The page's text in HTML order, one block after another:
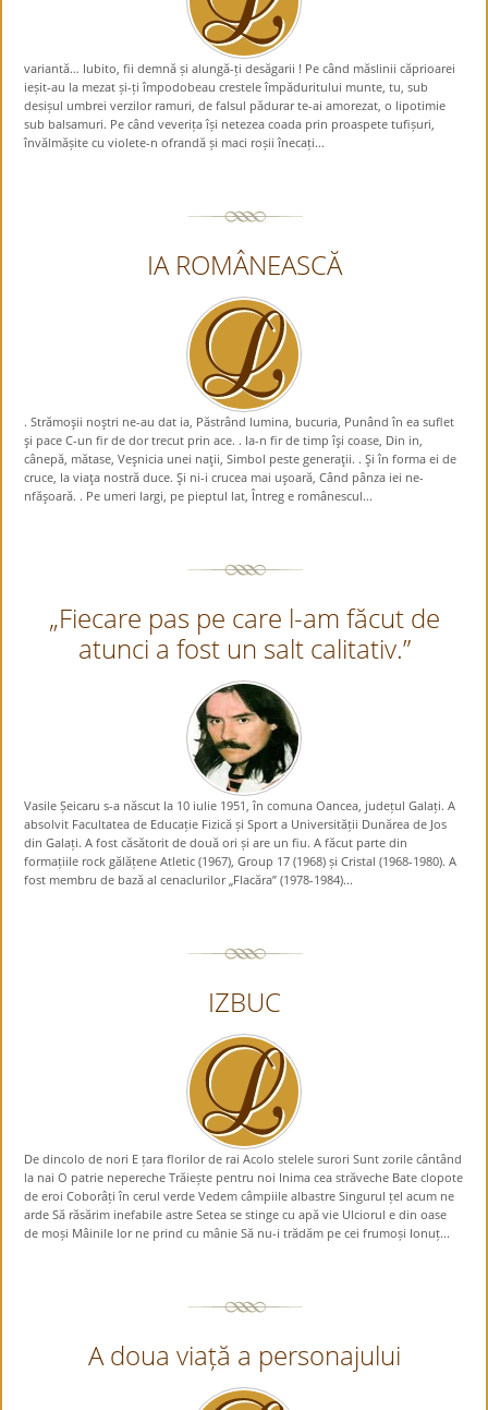
variantă… Iubito, fii demnă și alungă-ți desăgarii ! Pe când măslinii căprioarei
ieșit-au la mezat și-ți împodobeau crestele împăduritului munte, tu, sub
desișul umbrei verzilor ramuri, de falsul pădurar te-ai amorezat, o lipotimie
sub balsamuri. Pe când veverița își netezea coada prin proaspete tufișuri,
învălmășite cu violete-n ofrandă și maci roșii înecați...
IA ROMÂNEASCĂ
. Strămoşii noştri ne-au dat ia, Păstrând lumina, bucuria, Punând în ea suflet
şi pace C-un fir de dor trecut prin ace. . Ia-n fir de timp îşi coase, Din in,
cânepă, mătase, Veşnicia unei naţii, Simbol peste generaţii. . Şi în forma ei de
cruce, Ia viaţa nostră duce. Şi ni-i crucea mai uşoară, Când pânza iei ne-
nfăşoară. . Pe umeri largi, pe pieptul lat, Întreg e românescul...
„Fiecare pas pe care l-am făcut de
atunci a fost un salt calitativ.”
Vasile Șeicaru s-a născut la 10 iulie 1951, în comuna Oancea, județul Galați. A
absolvit Facultatea de Educație Fizică și Sport a Universității Dunărea de Jos
din Galați. A fost căsătorit de două ori și are un fiu. A făcut parte din
formațiile rock gălățene Atletic (1967), Group 17 (1968) și Cristal (1968-1980). A
fost membru de bază al cenaclurilor „Flacăra” (1978-1984)...
IZBUC
De dincolo de nori E țara florilor de rai Acolo stelele surori Sunt zorile cântând
la nai O patrie nepereche Trăiește pentru noi Inima cea străveche Bate clopote
de eroi Coborâți în cerul verde Vedem câmpiile albastre Singurul țel acum ne
arde Să răsărim inefabile astre Setea se stinge cu apă vie Ulciorul e din oase
de moși Mâinile lor ne prind cu mânie Să nu-i trădăm pe cei frumoși Ionuț...
A doua viață a personajului